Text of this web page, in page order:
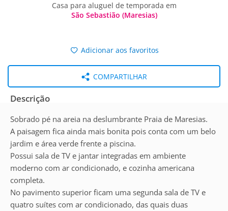
Casa para aluguel de temporada em
São Sebastião (Maresias)
Adicionar aos favoritos
COMPARTILHAR
Descrição
Sobrado pé na areia na deslumbrante Praia de Maresias.
A paisagem fica ainda mais bonita pois conta com um belo
jardim e área verde frente a piscina.
Possui sala de TV e jantar integradas em ambiente
moderno com ar condicionado, e cozinha americana
completa.
No pavimento superior ficam uma segunda sala de TV e
quatro suítes com ar condicionado, das quais duas